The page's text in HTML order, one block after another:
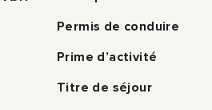
Permis de conduire
Prime d’activité
Titre de séjour